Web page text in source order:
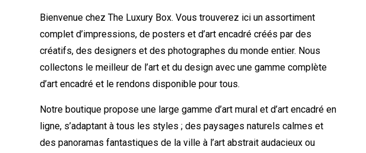
Bienvenue chez The Luxury Box. Vous trouverez ici un assortiment
complet d’impressions, de posters et d’art encadré créés par des
créatifs, des designers et des photographes du monde entier. Nous
collectons le meilleur de l’art et du design avec une gamme complète
d’art encadré et le rendons disponible pour tous.
Notre boutique propose une large gamme d’art mural et d’art encadré en
ligne, s’adaptant à tous les styles ; des paysages naturels calmes et
des panoramas fantastiques de la ville à l’art abstrait audacieux ou